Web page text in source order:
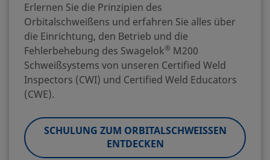
Erlernen Sie die Prinzipien des
Orbitalschweißens und erfahren Sie alles über
die Einrichtung, den Betrieb und die
Fehlerbehebung des Swagelok® M200
Schweißsystems von unseren Certified Weld
Inspectors (CWI) und Certified Weld Educators
(CWE).
SCHULUNG ZUM ORBITALSCHWEISSEN E
NTDECKEN